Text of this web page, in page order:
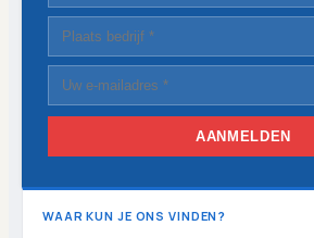
AANMELDEN
WAAR KUN JE ONS VINDEN?